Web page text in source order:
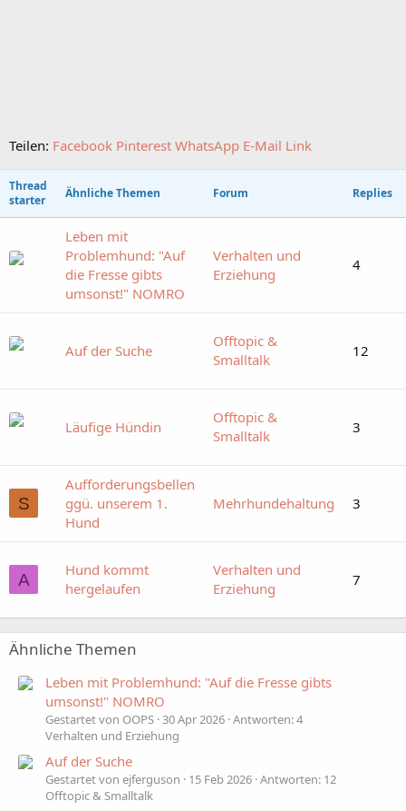
Teilen: Facebook Pinterest WhatsApp E-Mail Link
Thread
starter
Ähnliche Themen Forum Replies
Leben mit
Problemhund: "Auf
die Fresse gibts
umsonst!" NOMRO
Verhalten und
Erziehung
4
Auf der Suche
Offtopic &
Smalltalk
12
Läufige Hündin
Offtopic &
Smalltalk
3
S
Aufforderungsbellen
ggü. unserem 1.
Hund
Mehrhundehaltung 3
A
Hund kommt
hergelaufen
Verhalten und
Erziehung
7
Ähnliche Themen
Leben mit Problemhund: "Auf die Fresse gibts
umsonst!" NOMRO
Gestartet von OOPS 30 Apr 2026 Antworten: 4
Verhalten und Erziehung
Auf der Suche
Gestartet von ejferguson 15 Feb 2026 Antworten: 12
Offtopic & Smalltalk